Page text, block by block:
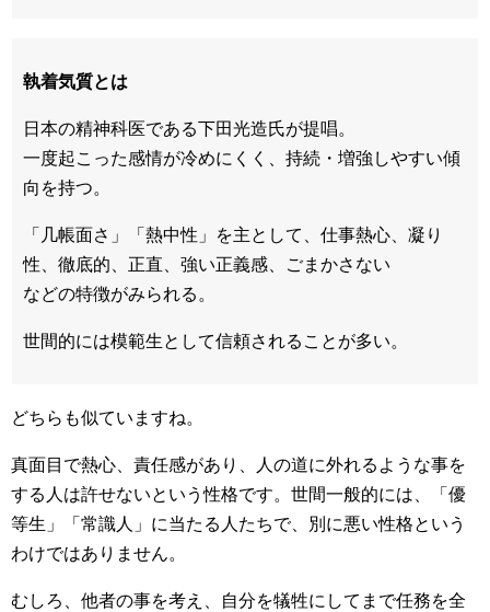
執着気質とは
日本の精神科医である下田光造氏が提唱。
一度起こった感情が冷めにくく、持続・増強しやすい傾
向を持つ。
「几帳面さ」「熱中性」を主として、仕事熱心、凝り
性、徹底的、正直、強い正義感、ごまかさない
などの特徴がみられる。
世間的には模範生として信頼されることが多い。
どちらも似ていますね。
真面目で熱心、責任感があり、人の道に外れるような事を
する人は許せないという性格です。世間一般的には、「優
等生」「常識人」に当たる人たちで、別に悪い性格という
わけではありません。
むしろ、他者の事を考え、自分を犠牲にしてまで任務を全